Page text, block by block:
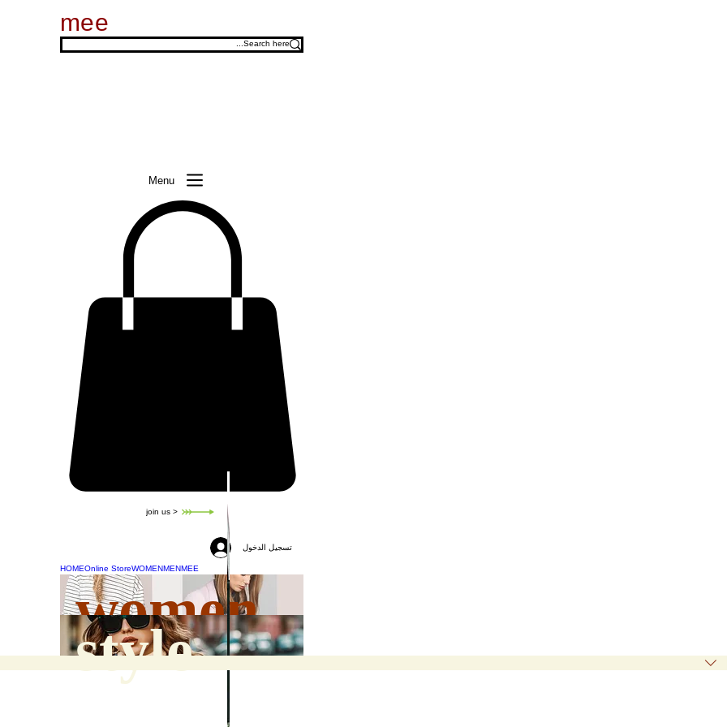
mee
Menu
join us >
تسجيل الدخول
HOMEOnline StoreWOMENMENMEE
women
style